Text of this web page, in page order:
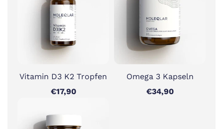
Vitamin D3 K2 Tropfen
€17,90
Omega 3 Kapseln
€34,90